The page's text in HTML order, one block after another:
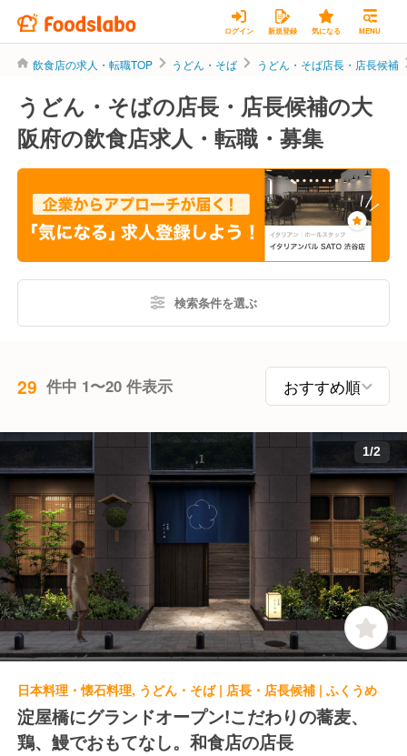
ログイン 新規登録 気になる MENU
飲食店の求人・転職TOP うどん・そば うどん・そば店長・店長候補
うどん・そばの店長・店長候補の大
阪府の飲食店求人・転職・募集
検索条件を選ぶ
29 件中 1〜20 件表示
1/2
日本料理・懐石料理, うどん・そば | 店長・店長候補 | ふくうめ
淀屋橋にグランドオープン!こだわりの蕎麦、
鶏、鰻でおもてなし。和食店の店長